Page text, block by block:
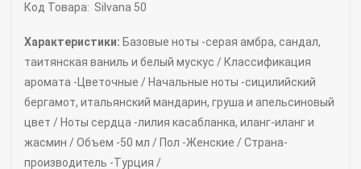
Код Товара: Silvana 50
Характеристики: Базовые ноты -серая амбра, сандал,
таитянская ваниль и белый мускус / Классификация
аромата - Цветочные / Начальные ноты -сицилийский
бергамот, итальянский мандарин, груша и апельсиновый
цвет / Ноты сердца -лилия касабланка, иланг-иланг и
жасмин /Объем -50 мл / Пол -Женские /Страна-
производитель -Турция /